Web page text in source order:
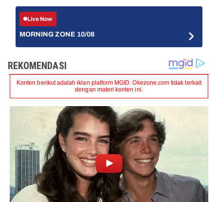
Live Now
MORNING ZONE 10/08